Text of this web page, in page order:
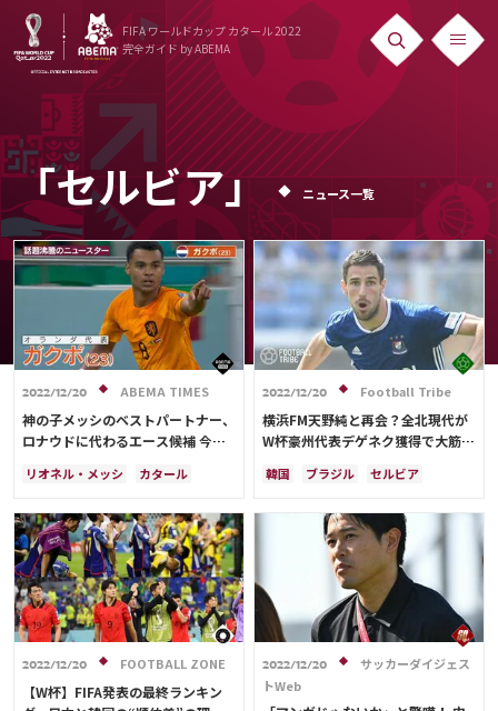
FIFA ワールドカップ カタール 2022
完全ガイドby ABEMA
ニュース
News
出場国
Teams
日本代表
Team Japan
日程・結果
Schedule
ランキング
Ranking
大会について
About
視聴方法
「セルビア」 ニュース一覧
2022/12/20 ABEMA TIMES
神の子メッシのベストパートナー、
ロナウドに代わるエース候補 今後
ー・フォワード編
リオネル・メッシ
カタール
リシャルリソン
オランダ
アルゼンチン
ドイツ
セルビア
スイス
ポーランド
エクアドル
セネガル
シュミット・ダニエル
C・ロナウド
2022/12/20 Football Tribe
横浜FM天野純と再会？全北現代が
W杯豪州代表デゲネク獲得で大筋合
韓国 ブラジル
セルビア
オーストラリア
日本代表
2022/12/20 FOOTBALL ZONE
【W杯】FIFA発表の最終ランキン
2022/12/20
サッカーダイジェス
トWeb